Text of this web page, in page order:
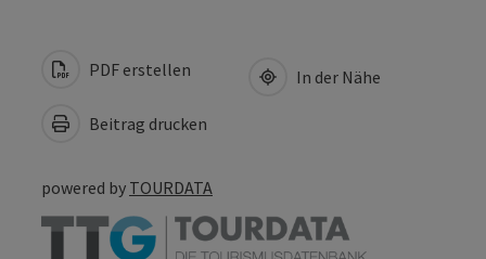
PDF erstellen
Beitrag drucken
In der Nähe
powered by TOURDATA